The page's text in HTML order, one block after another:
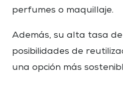
perfumes o maquillaje.
Además, su alta tasa
posibilidades de
una opción más